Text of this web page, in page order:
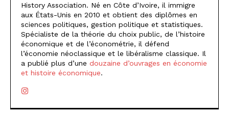
History Association. Né en Côte d’Ivoire, il immigre
aux États-Unis en 2010 et obtient des diplômes en
sciences politiques, gestion politique et statistiques.
Spécialiste de la théorie du choix public, de l’histoire
économique et de l’économétrie, il défend
l’économie néoclassique et le libéralisme classique. Il
a publié plus d’une douzaine d’ouvrages en économie
et histoire économique.